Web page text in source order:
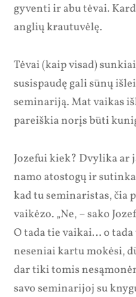
gyventi ir abu tėvai.
anglių krautuvėlę.
Tėvai (kaip visad)
susispaudę gali sūnų
seminariją. Mat vaikas
pareiškia norįs būti
Jozefui kiek? Dvylika ar
namo atostogų ir
kad tu seminaristas, čia
vaikėzo. „Ne, – sako
O tada tie vaikai… o tada
neseniai kartu mokėsi,
dar tiki tomis
savo seminarijoj su